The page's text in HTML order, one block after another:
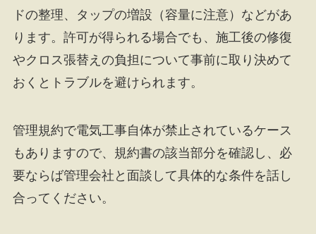
ドの整理、タップの増設（容量に注意）などがあ
ります。許可が得られる場合でも、施工後の修復
やクロス張替えの負担について事前に取り決めて
おくとトラブルを避けられます。
管理規約で電気工事自体が禁止されているケース
もありますので、規約書の該当部分を確認し、必
要ならば管理会社と面談して具体的な条件を話し
合ってください。